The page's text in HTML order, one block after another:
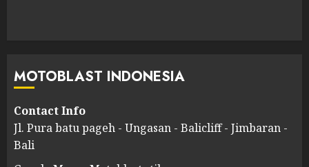
MOTOBLAST INDONESIA
Contact Info
Jl. Pura batu pageh - Ungasan - Balicliff - Jimbaran -
Bali